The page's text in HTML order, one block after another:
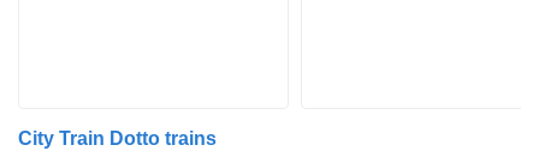
City Train Dotto trains